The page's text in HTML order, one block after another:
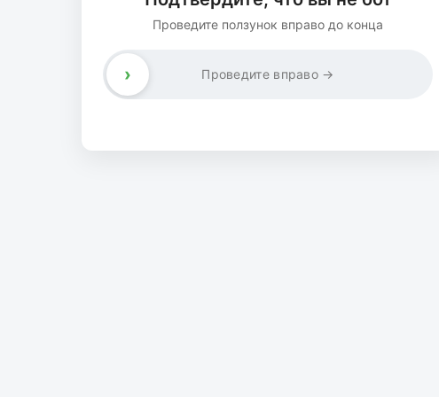
Проведите ползунок вправо до конца
Проведите вправо →
›